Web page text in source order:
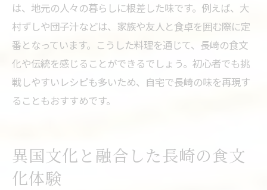
は、地元の人々の暮らしに根差した味です。例えば、大
村ずしや団子汁などは、家族や友人と食卓を囲む際に定
番となっています。こうした料理を通じて、長崎の食文
化や伝統を感じることができるでしょう。初心者でも挑
戦しやすいレシピも多いため、自宅で長崎の味を再現す
ることもおすすめです。
異国文化と融合した長崎の食文
化体験